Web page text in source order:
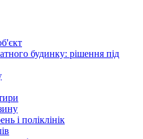
будинку: рішення під
і поліклінік